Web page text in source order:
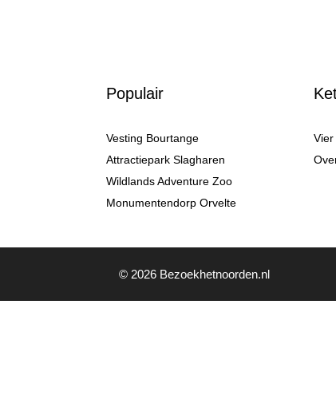
Populair
Vesting Bourtange
Attractiepark Slagharen
Wildlands Adventure Zoo
Monumentendorp Orvelte
© 2026 Bezoekhetnoorden.nl